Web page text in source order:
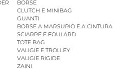
BORSE
CLUTCH E MINIBAG
GUANTI
BORSE A MARSUPIO E A CINTURA
SCIARPE E FOULARD
TOTE BAG
VALIGIE E TROLLEY
VALIGIE RIGIDE
ZAINI